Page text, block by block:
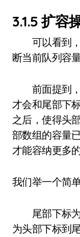
3.1.5 扩容
可以看到，
断当前队列容
前面提到，
才会和尾部下
之后，使得头
部数组的容量
才能容纳更多的
我们举一个简
尾部下标为
为头部下标到